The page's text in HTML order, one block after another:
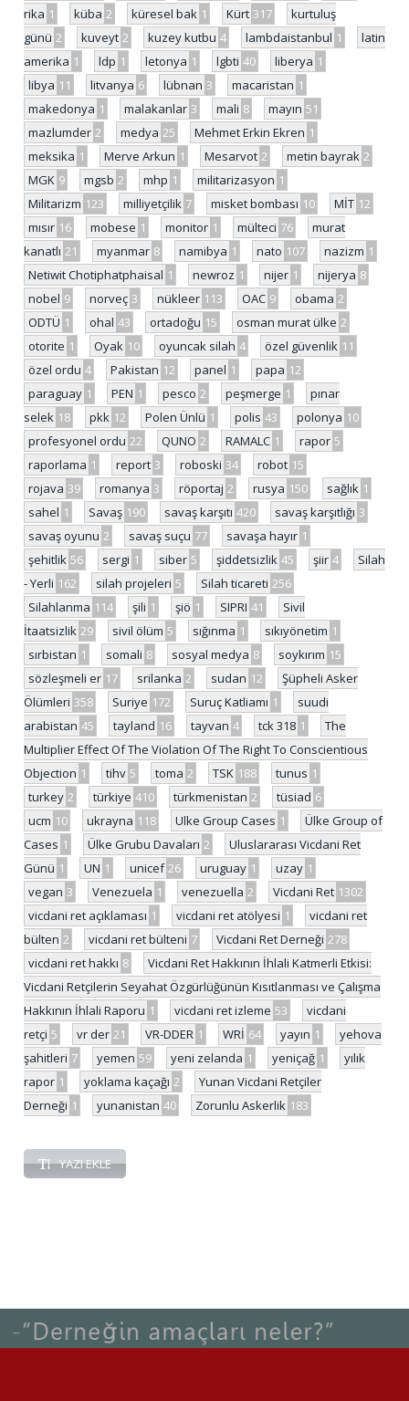
rika 1 küba 2 küresel bak 1 Kürt 317
kurtuluş
günü 2 kuveyt 2 kuzey kutbu 4 lambdaistanbul 1
latin
amerika 1 ldp 1 letonya 1 lgbti 40 liberya 1
libya 11 litvanya 6 lübnan 3 macaristan 1
makedonya 1 malakanlar 3 mali 8 mayın 51
mazlumder 2 medya 25 Mehmet Erkin Ekren 1
meksika 1 Merve Arkun 1 Mesarvot 2 metin bayrak 2
MGK 9 mgsb 2 mhp 1 militarizasyon 1
Militarizm 123 milliyetçilik 7 misket bombası 10 MİT 12
mısır 16 mobese 1 monitor 1 mülteci 76
murat
kanatlı 21 myanmar 8 namibya 1 nato 107 nazizm 1
Netiwit Chotiphatphaisal 1 newroz 1 nijer 1 nijerya 8
nobel 9 norveç 3 nükleer 113 OAC 9 obama 2
ODTÜ 1 ohal 43 ortadoğu 15 osman murat ülke 2
otorite 1 Oyak 10 oyuncak silah 4 özel güvenlik 11
özel ordu 4 Pakistan 12 panel 1 papa 12
paraguay 1 PEN 1 pesco 2 peşmerge 1
pınar
selek 18 pkk 12 Polen Ünlü 1 polis 43 polonya 10
profesyonel ordu 22 QUNO 2 RAMALC 1 rapor 5
raporlama 1 report 3 roboski 34 robot 15
rojava 39 romanya 3 röportaj 2 rusya 150 sağlık 1
sahel 1 Savaş 190 savaş karşıtı 420 savaş karşıtlığı 3
savaş oyunu 2 savaş suçu 77 savaşa hayır 1
şehitlik 56 sergi 1 siber 5 şiddetsizlik 45 şiir 4
Silah
- Yerli 162 silah projeleri 5 Silah ticareti 256
Silahlanma 114 şili 1 şiö 1 SIPRI 41
Sivil
İtaatsizlik 29 sivil ölüm 5 sığınma 1 sıkıyönetim 1
sırbistan 1 somali 8 sosyal medya 8 soykırım 15
sözleşmeli er 17 srilanka 2 sudan 12
Şüpheli Asker
Ölümleri 358 Suriye 172 Suruç Katliamı 1
suudi
arabistan 45 tayland 16 tayvan 4 tck 318 1
The
Multiplier Effect Of The Violation Of The Right To Conscientious
Objection 1 tihv 5 toma 2 TSK 188 tunus 1
turkey 2 türkiye 410 türkmenistan 2 tüsiad 6
ucm 10 ukrayna 118 Ulke Group Cases 1
Ülke Group of
Cases 1 Ülke Grubu Davaları 2
Uluslararası Vicdani Ret
Günü 1 UN 1 unicef 26 uruguay 1 uzay 1
vegan 3 Venezuela 1 venezuella 2 Vicdani Ret 1302
vicdani ret açıklaması 1 vicdani ret atölyesi 1
vicdani ret
bülten 2 vicdani ret bülteni 7 Vicdani Ret Derneği 278
vicdani ret hakkı 8
Vicdani Ret Hakkının İhlali Katmerli Etkisi:
Vicdani Retçilerin Seyahat Özgürlüğünün Kısıtlanması ve Çalışma
Hakkının İhlali Raporu 1 vicdani ret izleme 53
vicdani
retçi 5 vr der 21 VR-DDER 1 WRİ 64 yayın 1
yehova
şahitleri 7 yemen 59 yeni zelanda 1 yeniçağ 1
yılık
rapor 1 yoklama kaçağı 2
Yunan Vicdani Retçiler
Derneği 1 yunanistan 40 Zorunlu Askerlik 183
YAZI EKLE